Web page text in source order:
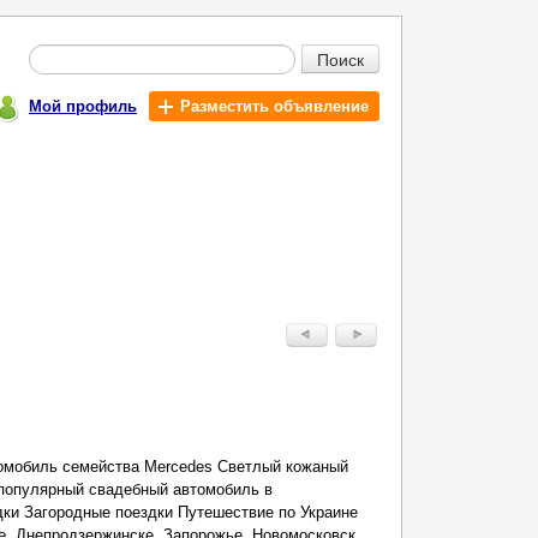
Поиск
Мой профиль Разместить объявление
семейства Mercedes Светлый кожаный
свадебный автомобиль в
Загородные поездки Путешествие по Украине